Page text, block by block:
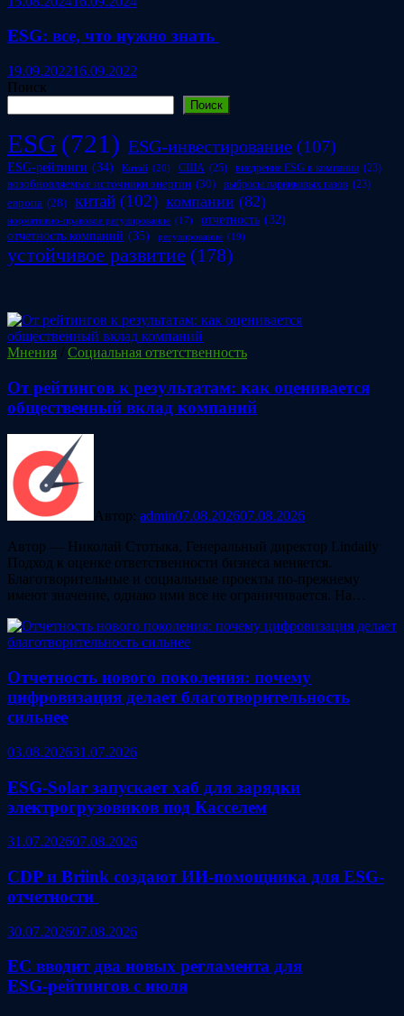
ESG: все, что нужно знать
19.09.202216.09.2022
Поиск
Поиск
ESG (721) ESG-инвестирование (107)
ESG-рейтинги (34) Китай (20) США (25) внедрение ESG в компании (23)
возобновляемые источники энергии (30) выбросы парниковых газов (23)
европа (28) китай (102) компании (82)
нормативно-правовое регулирование (17) отчетность (32)
отчетность компаний (35) регулирование (19)
устойчивое развитие (178)
Мнения / Социальная ответственность
От рейтингов к результатам: как оценивается
общественный вклад компаний
Автор: admin07.08.202607.08.2026
Автор — Николай Стотыка, Генеральный директор Lindaily
Подход к оценке ответственности бизнеса меняется.
Благотворительные и социальные проекты по-прежнему
имеют значение, однако ими все не ограничивается. На…
Отчетность нового поколения: почему
цифровизация делает благотворительность
сильнее
03.08.202631.07.2026
ESG‑Solar запускает хаб для зарядки
электрогрузовиков под Касселем
31.07.202607.08.2026
CDP и Briink создают ИИ‑помощника для ESG-
отчетности
30.07.202607.08.2026
ЕС вводит два новых регламента для
ESG‑рейтингов с июля